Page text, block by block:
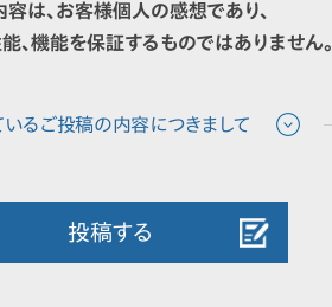
は、お客様個人の感想であり、
、機能を保証するものではありません。
投稿する